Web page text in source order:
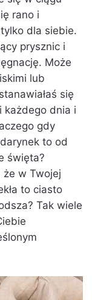
rano i
dla siebie.
prysznic i
Może
lub
się
każdego dnia i
gdy
to od
święta?
że w Twojej
to ciasto
Tak wiele